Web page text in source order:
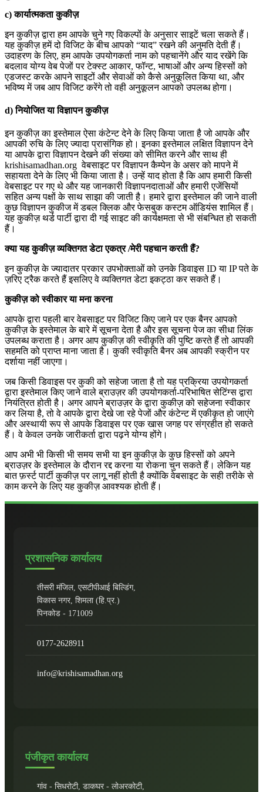
c)कार्यात्मकता कुकीज़
इन कुकीज़ द्वारा हम आपके चुने गए विकल्पों के अनुसार साइटें चला सकते हैं।
यह कुकीज़ हमें दो विजिट के बीच आपको “याद” रखने की अनुमति देती हैं।
उदाहरण के लिए, हम आपके उपयोगकर्ता नाम को पहचानेंगे और याद रखेंगे कि
बदलाव योग्य वेब पेजों पर टेक्स्ट आकार, फॉन्ट, भाषाओं और अन्य हिस्सों को
एडजस्ट करके आपने साइटों और सेवाओं को कैसे अनुकूलित किया था, और
भविष्य में जब आप विजिट करेंगे तो वही अनुकूलन आपको उपलब्ध होगा।
d)नियोजित या विज्ञापन कुकीज़
इन कुकीज़ का इस्तेमाल ऐसा कंटेन्ट देने के लिए किया जाता है जो आपके और
आपकी रुचि के लिए ज्यादा प्रासंगिक हो। इनका इस्तेमाल लक्षित विज्ञापन देने
या आपके द्वारा विज्ञापन देखने की संख्या को सीमित करने और साथ ही
krishisamadhan.org वेबसाइट पर विज्ञापन कैम्पेन के असर को मापने में
सहायता देने के लिए भी किया जाता है। उन्हें याद होता है कि आप हमारी किसी
वेबसाइट पर गए थे और यह जानकारी विज्ञापनदाताओं और हमारी एजेंसियों
सहित अन्य पक्षों के साथ साझा की जाती है। हमारे द्वारा इस्तेमाल की जाने वाली
कुछ विज्ञापन कुकीज में डबल क्लिक और फेसबुक कस्टम ऑडियंस शामिल हैं।
यह कुकीज़ थर्ड पार्टी द्वारा दी गई साइट की कार्यक्षमता से भी संबन्धित हो सकती
हैं।
क्या यह कुकीज़ व्यक्तिगत डेटा एकत्र/मेरी पहचान करती हैं?
इन कुकीज़ के ज्यादातर प्रकार उपभोक्ताओं को उनके डिवाइस ID या IP पते के
ज़रिए ट्रैक करते हैं इसलिए वे व्यक्तिगत डेटा इकट्ठा कर सकते हैं।
कुकीज़ को स्वीकार या मना करना
आपके द्वारा पहली बार वेबसाइट पर विजिट किए जाने पर एक बैनर आपको
कुकीज़ के इस्तेमाल के बारे में सूचना देता है और इस सूचना पेज का सीधा लिंक
उपलब्ध कराता है। अगर आप कुकीज़ की स्वीकृति की पुष्टि करते हैं तो आपकी
सहमति को प्राप्त माना जाता है। कुकी स्वीकृति बैनर अब आपकी स्क्रीन पर
दर्शाया नहीं जाएगा।
जब किसी डिवाइस पर कुकी को सहेजा जाता है तो यह प्रक्रिया उपयोगकर्ता
द्वारा इस्तेमाल किए जाने वाले ब्राउज़र की उपयोगकर्ता-परिभाषित सेटिंग्स द्वारा
नियंत्रित होती है। अगर आपने ब्राउज़र के द्वारा कुकीज़ को सहेजना स्वीकार
कर लिया है, तो वे आपके द्वारा देखे जा रहे पेजों और कंटेन्ट में एकीकृत हो जाएंगे
और अस्थायी रूप से आपके डिवाइस पर एक खास जगह पर संग्रहीत हो सकते
हैं। वे केवल उनके जारीकर्ता द्वारा पढ़ने योग्य होंगे।
आप अभी भी किसी भी समय सभी या इन कुकीज़ के कुछ हिस्सों को अपने
ब्राउज़र के इस्तेमाल के दौरान रद्द करना या रोकना चुन सकते हैं। लेकिन यह
बात फ़र्स्ट पार्टी कुकीज़ पर लागू नहीं होती है क्योंकि वेबसाइट के सही तरीके से
काम करने के लिए यह कुकीज़ आवश्यक होती हैं।
प्रशासनिक कार्यालय
तीसरी मंजिल, एसटीपीआई बिल्डिंग,
विकास नगर, शिमला (हि.प्र.)
पिनकोड - 171009
0177-2628911
info@krishisamadhan.org
पंजीकृत कार्यालय
गांव - सिधरोटी, डाकघर - लोअरकोटी,